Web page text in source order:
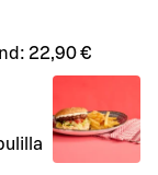
22,90 €